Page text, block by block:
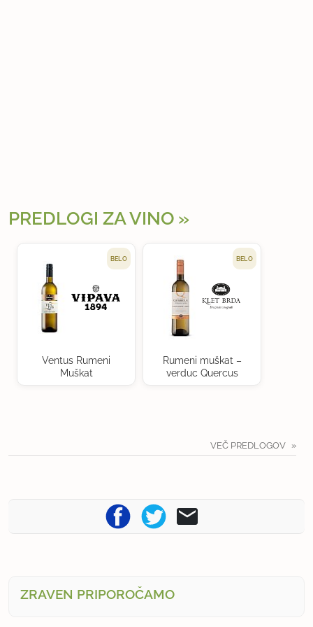
PREDLOGI ZA VINO
BELO
Ventus Rumeni
Muškat
BELO
Rumeni muškat –
verduc Quercus
VEČ PREDLOGOV
ZRAVEN PRIPOROČAMO